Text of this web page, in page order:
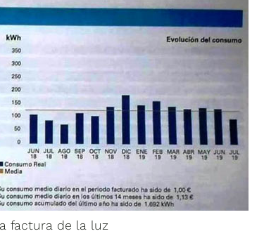
factura de la luz